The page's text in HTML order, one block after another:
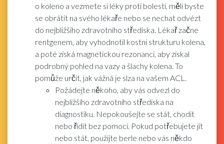
o koleno a vezmete si léky proti bolesti, měli byste
se obrátit na svého lékaře nebo se nechat odvézt
do nejbližšího zdravotního střediska. Lékař začne
rentgenem, aby vyhodnotil kostní strukturu kolena,
a poté získá magnetickou rezonanci, aby získal
podrobný pohled na vazy a šlachy kolena. To
pomůže určit, jak vážná je slza na vašem ACL.
Požádejte někoho, aby vás odvezl do
nejbližšího zdravotního střediska na
diagnostiku. Nepokoušejte se stát, chodit
nebo řídit bez pomoci. Pokud potřebujete jít
nebo stát, použijte berle nebo vás někdo